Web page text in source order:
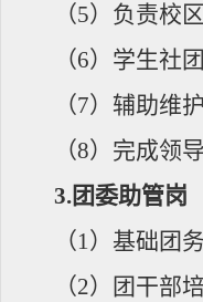
（5）负责校
（6）学生社
（7）辅助维护
（8）完成领
3.团委助管岗
（1）基础团
（2）团干部